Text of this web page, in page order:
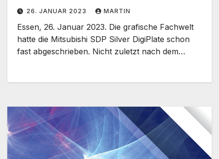
26. JANUAR 2023 MARTIN
Essen, 26. Januar 2023. Die grafische Fachwelt
hatte die Mitsubishi SDP Silver DigiPlate schon
fast abgeschrieben. Nicht zuletzt nach dem…